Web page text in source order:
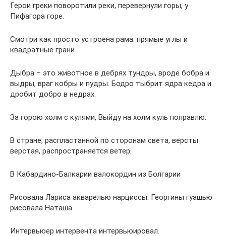
Герои греки поворотили реки, перевернули горы, у
Пифагора горе.
Смотри как просто устроена рама: прямые углы и
квадратные грани.
Дыбра – это животное в дебрях тундры, вроде бобра и
выдры, враг кобры и пудры. Бодро тыбрит ядра кедра и
дробит добро в недрах.
За горою холм с кулями, Выйду на холм куль поправлю.
В стране, распластанной по сторонам света, версты
верстая, распространяется ветер.
В Кабардино-Балкарии валокордин из Болгарии
Рисовала Лариса акварелью нарциссы. Георгины гуашью
рисовала Наташа.
Интервьюер интервента интервьюировал.